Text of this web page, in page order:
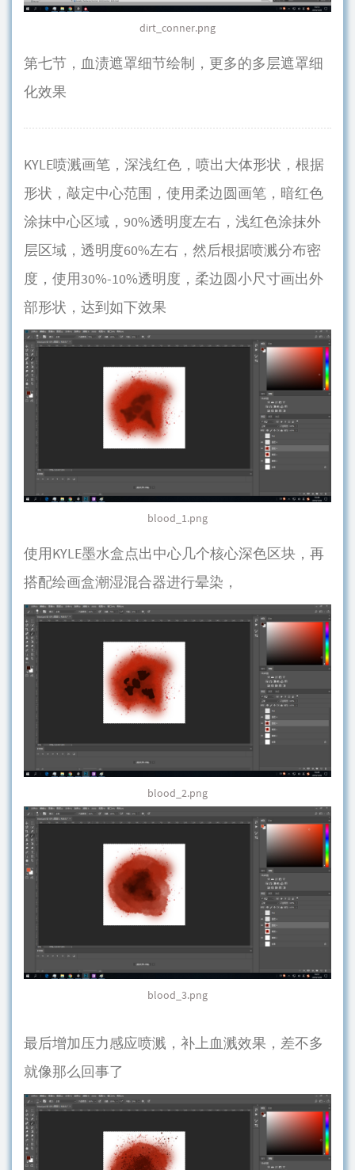
dirt_conner.png
第七节，血渍遮罩细节绘制，更多的多层遮罩细
化效果
KYLE喷溅画笔，深浅红色，喷出大体形状，根据
形状，敲定中心范围，使用柔边圆画笔，暗红色
涂抹中心区域，90%透明度左右，浅红色涂抹外
层区域，透明度60%左右，然后根据喷溅分布密
度，使用30%-10%透明度，柔边圆小尺寸画出外
部形状，达到如下效果
blood_1.png
使用KYLE墨水盒点出中心几个核心深色区块，再
搭配绘画盒潮湿混合器进行晕染，
blood_2.png
blood_3.png
最后增加压力感应喷溅，补上血溅效果，差不多
就像那么回事了